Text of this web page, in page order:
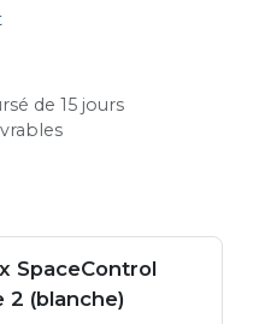
de 15 jours
SpaceControl
2 (blanche)